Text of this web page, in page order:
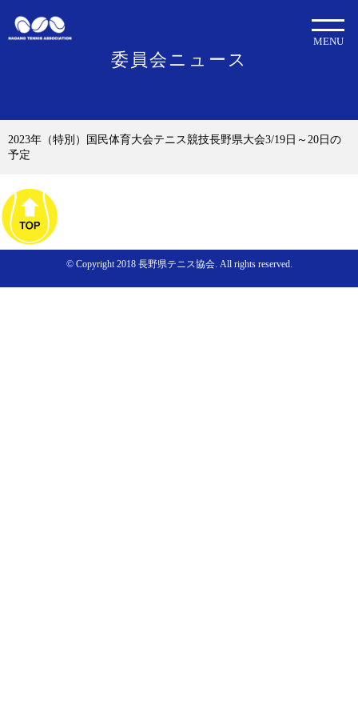
委員会ニュース
MENU
2023年（特別）国民体育大会テニス競技長野県大会3/19日～20日の
予定
© Copyright 2018 長野県テニス協会. All rights reserved.